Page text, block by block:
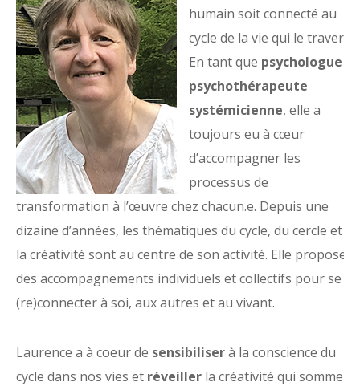
humain soit connecté au
cycle de la vie qui le traverse.
En tant que psychologue
psychothérapeute
systémicienne, elle a
toujours eu à cœur
d’accompagner les
processus de
transformation à l’œuvre chez chacun.e. Depuis une
dizaine d’années, les thématiques du cycle, du cercle et de
la créativité sont au centre de son activité. Elle propose
des accompagnements individuels et collectifs pour se
(re)connecter à soi, aux autres et au vivant.
Laurence a à coeur de sensibiliserà la conscience du
cycle dans nos vies et réveiller la créativité qui sommeille